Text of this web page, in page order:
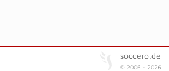
soccero.de
© 2006 - 2026